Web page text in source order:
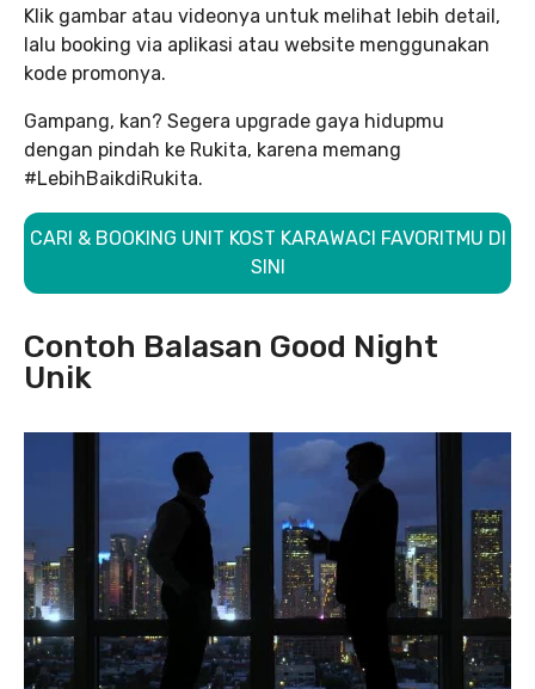
Klik gambar atau videonya untuk melihat lebih detail,
lalu booking via aplikasi atau website menggunakan
kode promonya.
Gampang, kan? Segera upgrade gaya hidupmu
dengan pindah ke Rukita, karena memang
#LebihBaikdiRukita.
CARI & BOOKING UNIT KOST KARAWACI FAVORITMU DI
SINI
Contoh Balasan Good Night
Unik